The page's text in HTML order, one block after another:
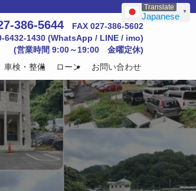
車検・整備 ローン お問い合わせ
386-5644 FAX 027-386-5602
6432-1430 (WhatsApp / LINE / imo)
(営業時間 9:00～19:00 金曜定休)
Japanese ▼